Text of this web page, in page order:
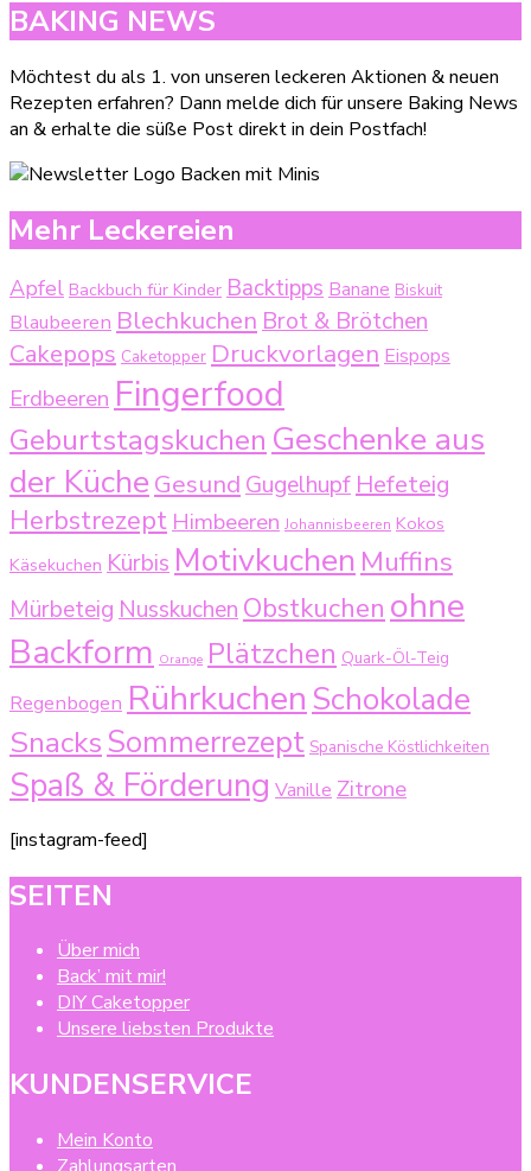
BAKING NEWS
Möchtest du als 1. von unseren leckeren Aktionen & neuen
Rezepten erfahren? Dann melde dich für unsere Baking News
an & erhalte die süße Post direkt in dein Postfach!
Mehr Leckereien
Apfel Backbuch für Kinder Backtipps Banane Biskuit
Blaubeeren Blechkuchen Brot & Brötchen
Cakepops Caketopper Druckvorlagen Eispops
Erdbeeren Fingerfood
Geburtstagskuchen Geschenke aus
der KücheGesund Gugelhupf Hefeteig
Herbstrezept Himbeeren Johannisbeeren Kokos
Käsekuchen Kürbis Motivkuchen Muffins
Mürbeteig Nusskuchen Obstkuchen ohne
Backform Orange Plätzchen Quark-Öl-Teig
Regenbogen Rührkuchen Schokolade
SnacksSommerrezept Spanische Köstlichkeiten
Spaß & Förderung Vanille Zitrone
[instagram-feed]
SEITEN
Über mich
Back’ mit mir!
DIY Caketopper
Unsere liebsten Produkte
KUNDENSERVICE
Mein Konto